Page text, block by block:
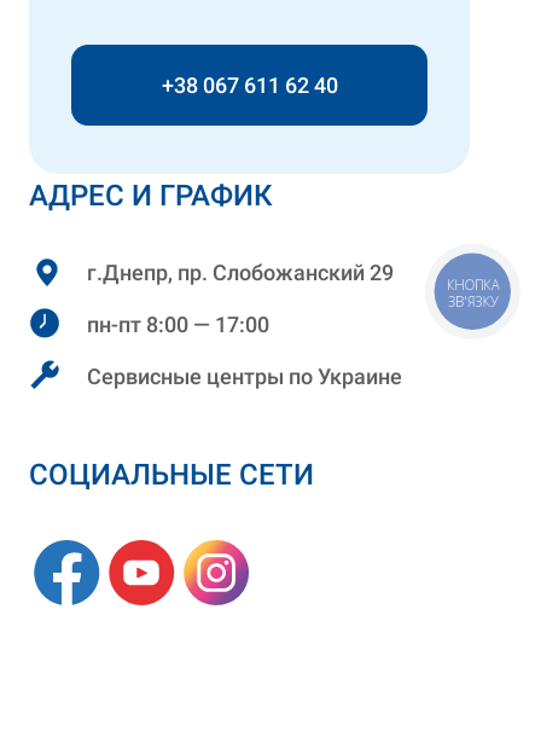
АДРЕС И ГРАФИК
г.Днепр, пр. Слобожанский 29
пн-пт 8:00 — 17:00
Сервисные центры по Украине
СОЦИАЛЬНЫЕ СЕТИ
+38 067 611 62 40
КНОПКА
ЗВ'ЯЗКУ